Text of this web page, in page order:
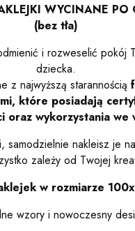
WYCINANE PO
(bez tła)
i rozweselić pokój
dziecka.
z najwyższą starannością
które posiadają
oraz wykorzystania we
samodzielnie nakleisz je
zależy od Twojej
w rozmiarze
wzory i nowoczesny